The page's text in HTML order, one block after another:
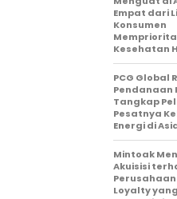
Empat dari
Konsumen
Kesehatan
PCG Global
Pendanaan
Tangkap
Pesatnya
Energi di
Mintoak
Akuisisi
Perusahaan
Loyalty